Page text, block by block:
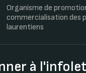
Organisme de
commercialisation des
laurentiens
à